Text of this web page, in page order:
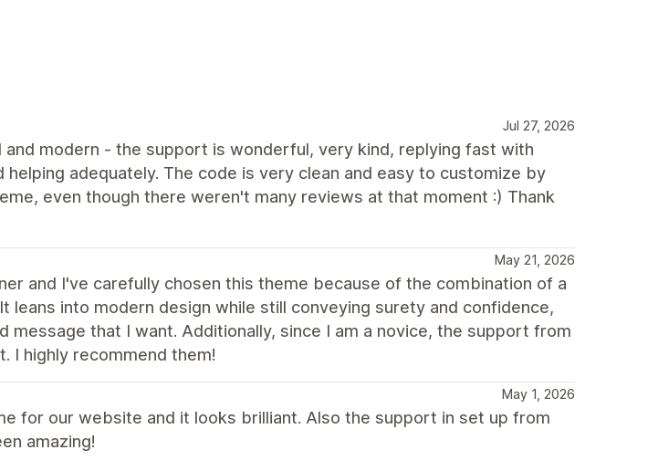
Jul 27, 2026
and modern - the support is wonderful, very kind, replying fast with
helping adequately. The code is very clean and easy to customize by
even though there weren't many reviews at that moment :) Thank
May 21, 2026
and I've carefully chosen this theme because of the combination of a
leans into modern design while still conveying surety and confidence,
message that I want. Additionally, since I am a novice, the support from
I highly recommend them!
May 1, 2026
for our website and it looks brilliant. Also the support in set up from
amazing!